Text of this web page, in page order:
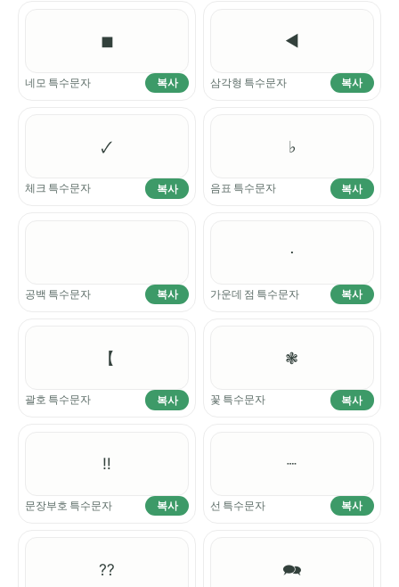
◼
네모 특수문자 복사
◀
삼각형 특수문자 복사
🗸
체크 특수문자 복사
♭
음표 특수문자 복사
공백 특수문자 복사
⋅
가운데 점 특수문자 복사
【
괄호 특수문자 복사
❃
꽃 특수문자 복사
‼
문장부호 특수문자 복사
┈
선 특수문자 복사
⁇ 🗪